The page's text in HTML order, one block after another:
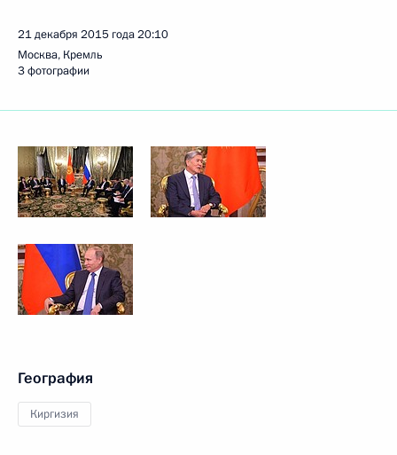
21 декабря 2015 года20:10
Москва, Кремль
3 фотографии
География
Киргизия